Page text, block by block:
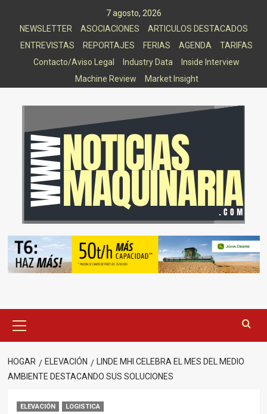
7 agosto, 2026
NEWSLETTER
ASOCIACIONES
ARTICULOS DESTACADOS
ENTREVISTAS
REPORTAJES FERIAS AGENDA
TARIFAS
Contacto/Aviso Legal
Industry Data
Inside Interview
Machine Review
Market Insight
principal
HOGAR ELEVACIÓN
LINDE MHI CELEBRA EL MES DEL MEDIO
AMBIENTE DESTACANDO SUS SOLUCIONES
ELEVACIÓN LOGISTICA